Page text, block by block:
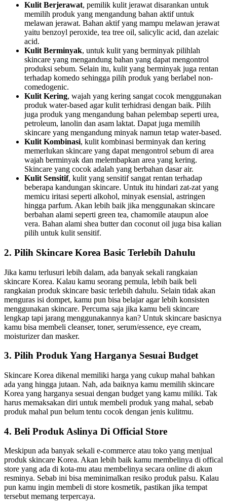
Kulit Berjerawat, pemilik kulit jerawat disarankan untuk
memilih produk yang mengandung bahan aktif untuk
melawan jerawat. Bahan aktif yang mampu melawan jerawat
yaitu benzoyl peroxide, tea tree oil, salicylic acid, dan azelaic
acid.
Kulit Berminyak, untuk kulit yang berminyak pilihlah
skincare yang mengandung bahan yang dapat mengontrol
produksi sebum. Selain itu, kulit yang berminyak juga rentan
terhadap komedo sehingga pilih produk yang berlabel non-
comedogenic.
Kulit Kering, wajah yang kering sangat cocok menggunakan
produk water-based agar kulit terhidrasi dengan baik. Pilih
juga produk yang mengandung bahan pelembap seperti urea,
petroleum, lanolin dan asam laktat. Dapat juga memilih
skincare yang mengandung minyak namun tetap water-based.
Kulit Kombinasi, kulit kombinasi berminyak dan kering
memerlukan skincare yang dapat mengontrol sebum di area
wajah berminyak dan melembapkan area yang kering.
Skincare yang cocok adalah yang berbahan dasar air.
Kulit Sensitif, kulit yang sensitif sangat rentan terhadap
beberapa kandungan skincare. Untuk itu hindari zat-zat yang
memicu iritasi seperti alkohol, minyak esensial, astringen
hingga parfum. Akan lebih baik jika menggunakan skincare
berbahan alami seperti green tea, chamomile ataupun aloe
vera. Bahan alami shea butter dan coconut oil juga bisa kalian
pilih untuk kulit sensitif.
2. Pilih Skincare Korea Basic Terlebih Dahulu
Jika kamu terlusuri lebih dalam, ada banyak sekali rangkaian
skincare Korea. Kalau kamu seorang pemula, lebih baik beli
rangkaian produk skincare basic terlebih dahulu. Selain tidak akan
menguras isi dompet, kamu pun bisa belajar agar lebih konsisten
menggunakan skincare. Percuma saja jika kamu beli skincare
lengkap tapi jarang menggunakannya kan? Untuk skincare basicnya
kamu bisa membeli cleanser, toner, serum/essence, eye cream,
moisturizer dan masker.
3. Pilih Produk Yang Harganya Sesuai Budget
Skincare Korea dikenal memiliki harga yang cukup mahal bahkan
ada yang hingga jutaan. Nah, ada baiknya kamu memilih skincare
Korea yang harganya sesuai dengan budget yang kamu miliki. Tak
harus memaksakan diri untuk membeli produk yang mahal, sebab
produk mahal pun belum tentu cocok dengan jenis kulitmu.
4. Beli Produk Aslinya Di Official Store
Meskipun ada banyak sekali e-commerce atau toko yang menjual
produk skincare Korea. Akan lebih baik kamu membelinya di offical
store yang ada di kota-mu atau membelinya secara online di akun
resminya. Sebab ini bisa meminimalkan resiko produk palsu. Kalau
pun kamu ingin membeli di store kosmetik, pastikan jika tempat
tersebut memang terpercaya.